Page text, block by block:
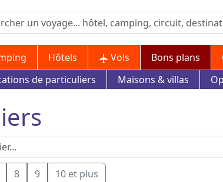
Hôtels Vols Bons plans
de particuliers Maisons & villas
8 9 10 et plus